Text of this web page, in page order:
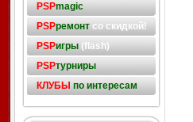
PSPmagic
PSPремонтсо скидкой!
PSPигры(flash)
PSPтурниры
КЛУБЫ по интересам